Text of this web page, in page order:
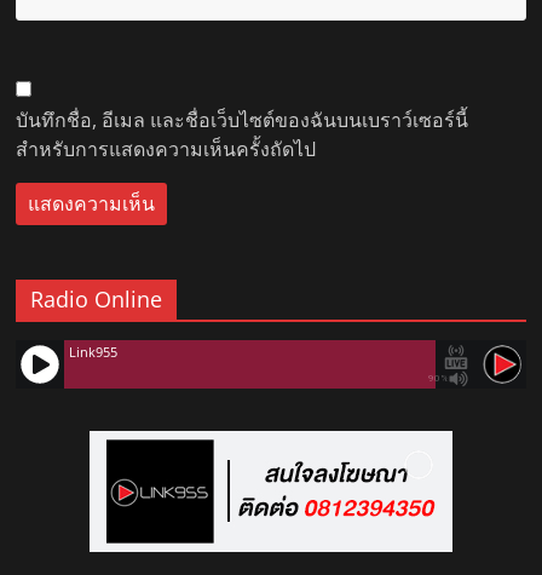
บันทึกชื่อ, อีเมล และชื่อเว็บไซต์ของฉันบนเบราว์เซอร์นี้
สำหรับการแสดงความเห็นครั้งถัดไป
Radio Online
90%
Link955